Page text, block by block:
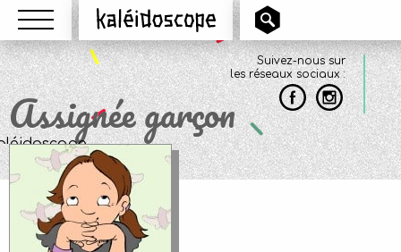
Menu Kaléidoscope
Suivez-nous sur
les réseaux sociaux :
Assignée garçon